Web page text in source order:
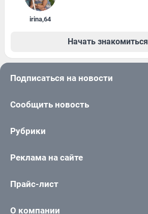
irina,64
Начать знакомиться
Подписаться на новости
Сообщить новость
Рубрики
Реклама на сайте
Прайс-лист
О компании